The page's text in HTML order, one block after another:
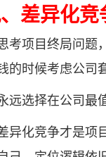
差异化
项目终局问题，
的时候考虑公司
选择在公司最值
化竞争才是项目